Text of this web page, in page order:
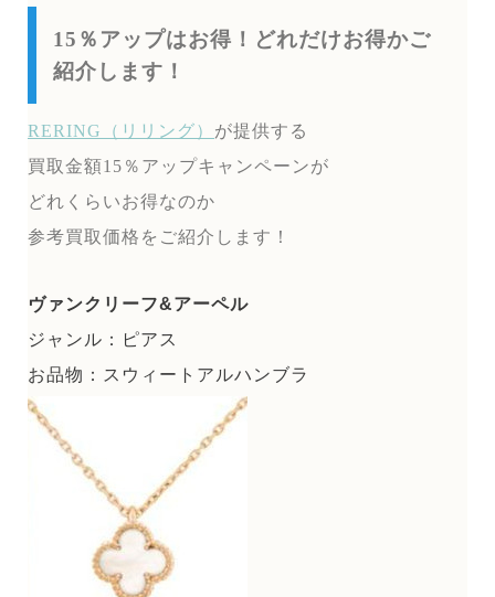
15％アップはお得！どれだけお得かご
紹介します！
RERING（リリング） が提供する
買取金額15％アップキャンペーンが
どれくらいお得なのか
参考買取価格をご紹介します！
ヴァンクリーフ&アーペル
ジャンル：ピアス
お品物：スウィートアルハンブラ